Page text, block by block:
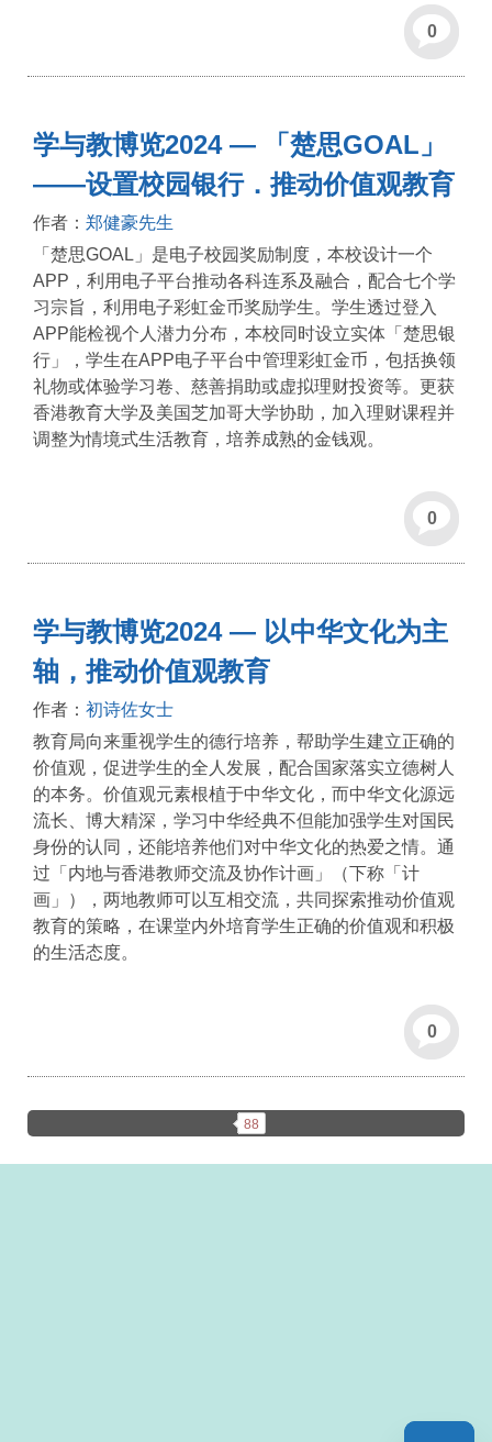
0
学与教博览2024 — 「楚思GOAL」
——设置校园银行．推动价值观教育
作者： 郑健豪先生
「楚思GOAL」是电子校园奖励制度，本校设计一个
APP，利用电子平台推动各科连系及融合，配合七个学
习宗旨，利用电子彩虹金币奖励学生。学生透过登入
APP能检视个人潜力分布，本校同时设立实体「楚思银
行」，学生在APP电子平台中管理彩虹金币，包括换领
礼物或体验学习卷、慈善捐助或虚拟理财投资等。更获
香港教育大学及美国芝加哥大学协助，加入理财课程并
调整为情境式生活教育，培养成熟的金钱观。
0
学与教博览2024 — 以中华文化为主
轴，推动价值观教育
作者： 初诗佐女士
教育局向来重视学生的德行培养，帮助学生建立正确的
价值观，促进学生的全人发展，配合国家落实立德树人
的本务。价值观元素根植于中华文化，而中华文化源远
流长、博大精深，学习中华经典不但能加强学生对国民
身份的认同，还能培养他们对中华文化的热爱之情。通
过「内地与香港教师交流及协作计画」（下称「计
画」），两地教师可以互相交流，共同探索推动价值观
教育的策略，在课堂内外培育学生正确的价值观和积极
的生活态度。
0
88